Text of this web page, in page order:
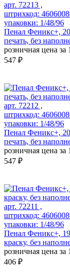
арт. 72213 ,
штрихкод:
упаковки: 1/48/96
Пенал Феникс+,
печать, без
розничная цена за
547 ₽
арт. 72212 ,
штрихкод:
упаковки: 1/48/96
Пенал Феникс+,
печать, без
розничная цена за
547 ₽
арт. 72211 ,
штрихкод:
упаковки: 1/48/96
Пенал Феникс+,
краску, без
розничная цена за
406 ₽